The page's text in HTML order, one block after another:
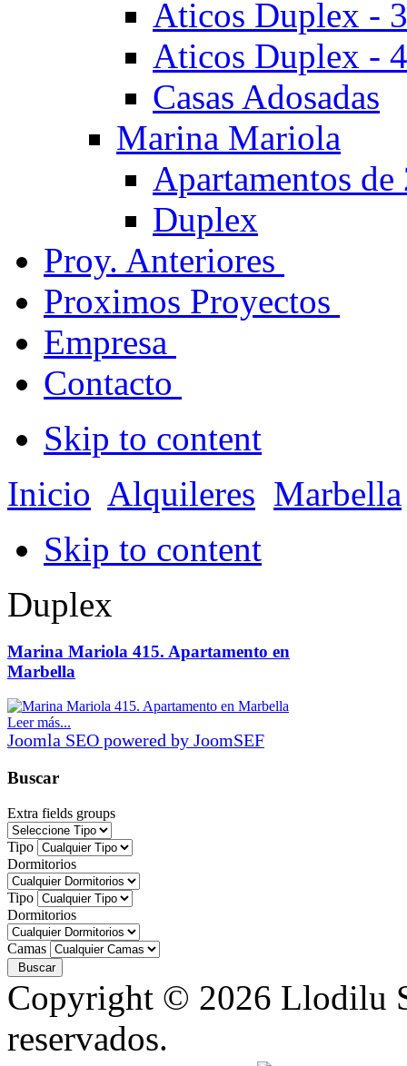
Aticos Duplex -
Aticos Duplex -
Casas Adosadas
Marina Mariola
Apartamentos
Duplex
Proy. Anteriores
Proximos Proyectos
Empresa
Contacto
Skip to content
Inicio Alquileres Marbella
Skip to content
Duplex
Marina Mariola 415. Apartamento en
Marbella
Leer más...
Joomla SEO powered by JoomSEF
Buscar
Extra fields groups
Tipo
Dormitorios
Tipo
Dormitorios
Camas
Copyright © 2026 Llodilu
reservados.